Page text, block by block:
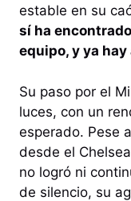
estable en su
sí ha
equipo, y ya
Su paso por el
luces, con un
esperado. Pese
desde el
no logró ni
de silencio, su